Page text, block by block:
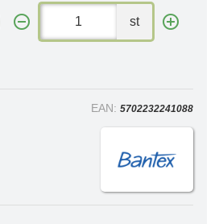
st
EAN: 5702232241088